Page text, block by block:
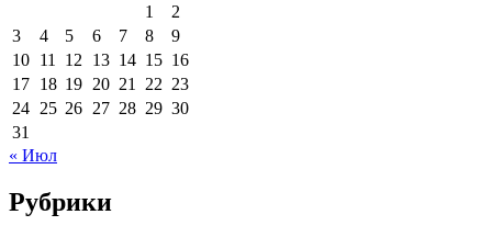
1
2
3
4 5 6 7 8
9
10 11 12 13 14 15 16
17 18 19 20 21 22 23
24 25 26 27 28 29 30
31
« Июл
Рубрики